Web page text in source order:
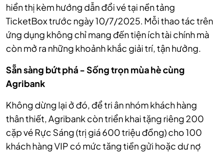
hiển thị kèm hướng dẫn đổi vé tại nền tảng
TicketBox trước ngày 10/7/2025. Mỗi thao tác trên
ứng dụng không chỉ mang đến tiện ích tài chính mà
còn mở ra những khoảnh khắc giải trí, tận hưởng.
Sẵn sàng bứt phá - Sống trọn mùa hè cùng
Agribank
Không dừng lại ở đó, để tri ân nhóm khách hàng
thân thiết, Agribank còn triển khai tặng riêng 200
cặp vé Rực Sáng (trị giá 600 triệu đồng) cho 100
khách hàng VIP có mức tăng tiền gửi hoặc dư nợ